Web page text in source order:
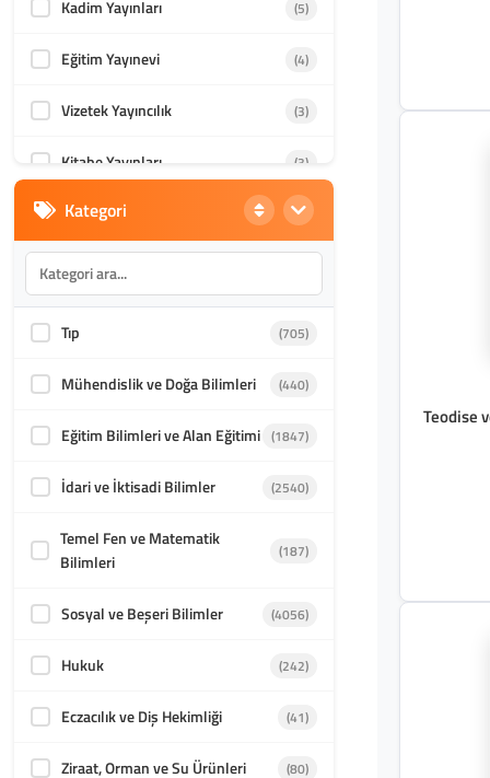
Kadim Yayınları (5)
Eğitim Yayınevi (4)
Vizetek Yayıncılık (3)
Kitabe Yayınları (3)
Ankara Üniversitesi Yayınevi (3)
Ötüken Neşriyat
Yayınevi
(1)
Klasik Yayınları (1)
Kayıhan Yayınları (1)
Kategori
Tıp (705)
Mühendislik ve Doğa Bilimleri (440)
Eğitim Bilimleri ve Alan Eğitimi (1847)
İdari ve İktisadi Bilimler (2540)
Temel Fen ve Matematik
Bilimleri
(187)
Sosyal ve Beşeri Bilimler (4056)
Hukuk (242)
Eczacılık ve Diş Hekimliği (41)
Ziraat, Orman ve Su Ürünleri (80)
Teodise